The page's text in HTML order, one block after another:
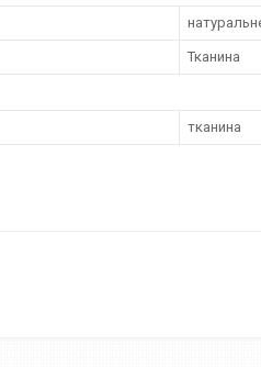
Тканина
тканина